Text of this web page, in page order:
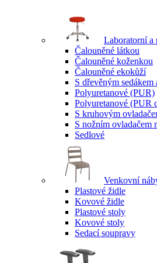
Laboratorní a
Čalouněné látkou
Čalouněné koženkou
Čalouněné ekokůží
S dřevěným sedákem
Polyuretanové (PUR)
Polyuretanové (PUR
S kruhovým
S nožním ovladačem
Sedlové
Venkovní
Plastové židle
Kovové židle
Plastové stoly
Kovové stoly
Sedací soupravy